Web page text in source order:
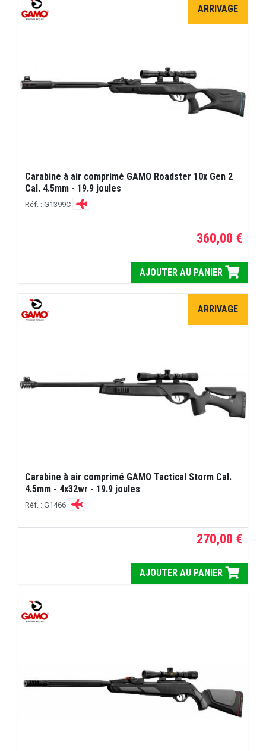
ARRIVAGE
Carabine à air comprimé GAMO Roadster 10x Gen 2
Cal. 4.5mm - 19.9 joules
Réf. : G1399C
360,00 €
AJOUTER AU PANIER
ARRIVAGE
Carabine à air comprimé GAMO Tactical Storm Cal.
4.5mm - 4x32wr - 19.9 joules
Réf. : G1466
270,00 €
AJOUTER AU PANIER